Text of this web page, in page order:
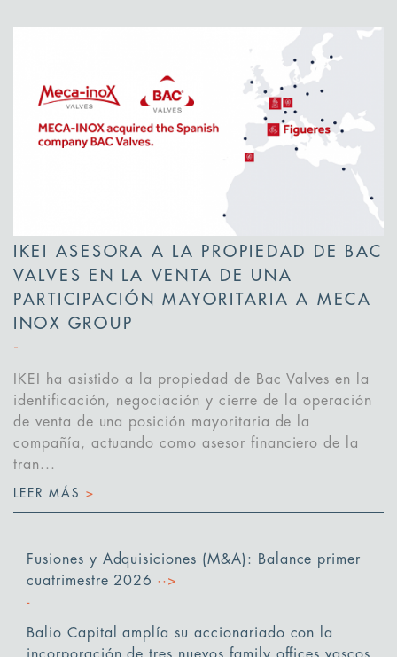
IKEI ASESORA A LA PROPIEDAD DE BAC
VALVES EN LA VENTA DE UNA
PARTICIPACIÓN MAYORITARIA A MECA
INOX GROUP
IKEI ha asistido a la propiedad de Bac Valves en la
identificación, negociación y cierre de la operación
de venta de una posición mayoritaria de la
compañía, actuando como asesor financiero de la
tran...
LEER MÁS >
Fusiones y Adquisiciones (M&A): Balance primer
cuatrimestre 2026 ··>
Balio Capital amplía su accionariado con la
incorporación de tres nuevos family offices vascos